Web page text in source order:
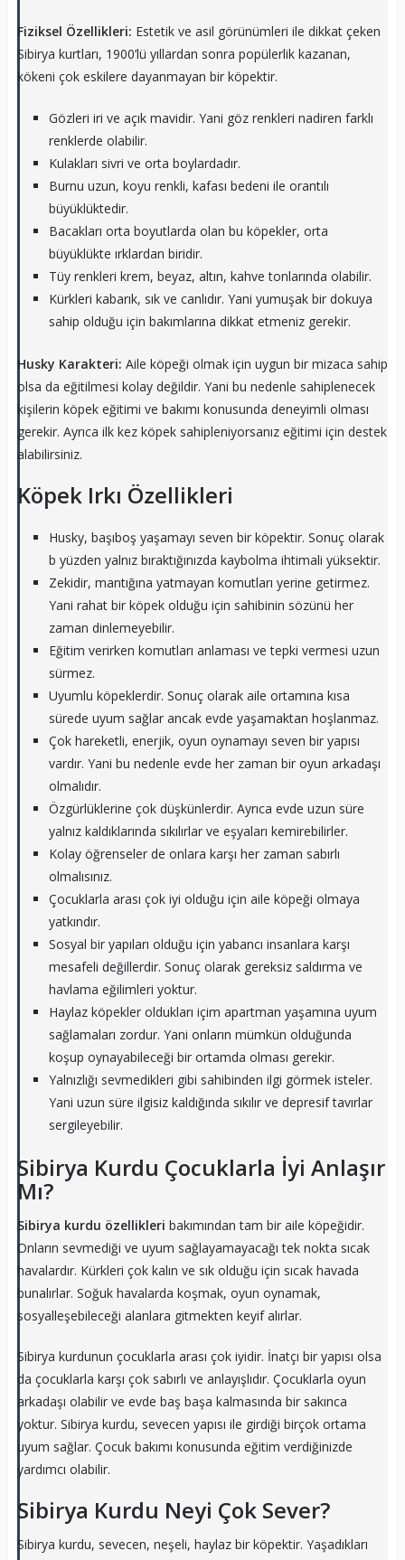
Fiziksel Özellikleri: Estetik ve asil görünümleri ile dikkat çeken
Sibirya kurtları, 1900’lü yıllardan sonra popülerlik kazanan,
kökeni çok eskilere dayanmayan bir köpektir.
Gözleri iri ve açık mavidir. Yani göz renkleri nadiren farklı
renklerde olabilir.
Kulakları sivri ve orta boylardadır.
Burnu uzun, koyu renkli, kafası bedeni ile orantılı
büyüklüktedir.
Bacakları orta boyutlarda olan bu köpekler, orta
büyüklükte ırklardan biridir.
Tüy renkleri krem, beyaz, altın, kahve tonlarında olabilir.
Kürkleri kabarık, sık ve canlıdır. Yani yumuşak bir dokuya
sahip olduğu için bakımlarına dikkat etmeniz gerekir.
Husky Karakteri: Aile köpeği olmak için uygun bir mizaca sahip
olsa da eğitilmesi kolay değildir. Yani bu nedenle sahiplenecek
kişilerin köpek eğitimi ve bakımı konusunda deneyimli olması
gerekir. Ayrıca ilk kez köpek sahipleniyorsanız eğitimi için destek
alabilirsiniz.
Köpek Irkı Özellikleri
Husky, başıboş yaşamayı seven bir köpektir. Sonuç olarak
b yüzden yalnız bıraktığınızda kaybolma ihtimali yüksektir.
Zekidir, mantığına yatmayan komutları yerine getirmez.
Yani rahat bir köpek olduğu için sahibinin sözünü her
zaman dinlemeyebilir.
Eğitim verirken komutları anlaması ve tepki vermesi uzun
sürmez.
Uyumlu köpeklerdir. Sonuç olarak aile ortamına kısa
sürede uyum sağlar ancak evde yaşamaktan hoşlanmaz.
Çok hareketli, enerjik, oyun oynamayı seven bir yapısı
vardır. Yani bu nedenle evde her zaman bir oyun arkadaşı
olmalıdır.
Özgürlüklerine çok düşkünlerdir. Ayrıca evde uzun süre
yalnız kaldıklarında sıkılırlar ve eşyaları kemirebilirler.
Kolay öğrenseler de onlara karşı her zaman sabırlı
olmalısınız.
Çocuklarla arası çok iyi olduğu için aile köpeği olmaya
yatkındır.
Sosyal bir yapıları olduğu için yabancı insanlara karşı
mesafeli değillerdir. Sonuç olarak gereksiz saldırma ve
havlama eğilimleri yoktur.
Haylaz köpekler oldukları içim apartman yaşamına uyum
sağlamaları zordur. Yani onların mümkün olduğunda
koşup oynayabileceği bir ortamda olması gerekir.
Yalnızlığı sevmedikleri gibi sahibinden ilgi görmek isteler.
Yani uzun süre ilgisiz kaldığında sıkılır ve depresif tavırlar
sergileyebilir.
Sibirya Kurdu Çocuklarla İyi Anlaşır
Mı?
Sibirya kurdu özellikleri bakımından tam bir aile köpeğidir.
Onların sevmediği ve uyum sağlayamayacağı tek nokta sıcak
havalardır. Kürkleri çok kalın ve sık olduğu için sıcak havada
bunalırlar. Soğuk havalarda koşmak, oyun oynamak,
sosyalleşebileceği alanlara gitmekten keyif alırlar.
Sibirya kurdunun çocuklarla arası çok iyidir. İnatçı bir yapısı olsa
da çocuklarla karşı çok sabırlı ve anlayışlıdır. Çocuklarla oyun
arkadaşı olabilir ve evde baş başa kalmasında bir sakınca
yoktur. Sibirya kurdu, sevecen yapısı ile girdiği birçok ortama
uyum sağlar. Çocuk bakımı konusunda eğitim verdiğinizde
yardımcı olabilir.
Sibirya Kurdu Neyi Çok Sever?
Sibirya kurdu, sevecen, neşeli, haylaz bir köpektir. Yaşadıkları